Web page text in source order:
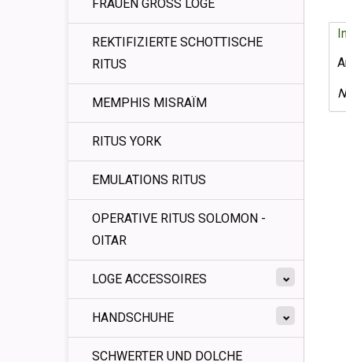
FRAUEN GROSS LOGE
REKTIFIZIERTE SCHOTTISCHE
RITUS
MEMPHIS MISRAÏM
RITUS YORK
EMULATIONS RITUS
OPERATIVE RITUS SOLOMON -
OITAR
LOGE ACCESSOIRES
HANDSCHUHE
SCHWERTER UND DOLCHE